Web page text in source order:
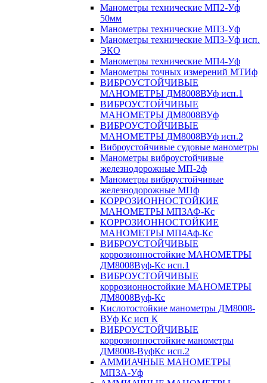
Манометры технические МП2-Уф
50мм
Манометры технические МП3-Уф
Манометры технические МП3-Уф исп.
ЭКО
Манометры технические МП4-Уф
Манометры точных измерений МТИф
ВИБРОУСТОЙЧИВЫЕ
МАНОМЕТРЫ ДМ8008ВУф исп.1
ВИБРОУСТОЙЧИВЫЕ
МАНОМЕТРЫ ДМ8008ВУф
ВИБРОУСТОЙЧИВЫЕ
МАНОМЕТРЫ ДМ8008ВУф исп.2
Виброустойчивые судовые манометры
Манометры виброустойчивые
железнодорожные МП-2ф
Манометры виброустойчивые
железнодорожные МПф
КОРРОЗИОННОСТОЙКИЕ
МАНОМЕТРЫ МП3АФ-Кс
КОРРОЗИОННОСТОЙКИЕ
МАНОМЕТРЫ МП4Аф-Кс
ВИБРОУСТОЙЧИВЫЕ
коррозионностойкие МАНОМЕТРЫ
ДМ8008Вуф-Кс исп.1
ВИБРОУСТОЙЧИВЫЕ
коррозионностойкие МАНОМЕТРЫ
ДМ8008Вуф-Кс
Кислотостойкие манометры ДМ8008-
ВУф Кс исп К
ВИБРОУСТОЙЧИВЫЕ
коррозионностойкие манометры
ДМ8008-ВуфКс исп.2
АММИАЧНЫЕ МАНОМЕТРЫ
МП3А-Уф